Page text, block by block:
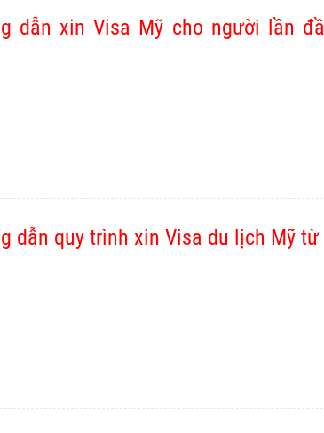
dẫn xin Visa Mỹ cho người lần
dẫn quy trình xin Visa du lịch Mỹ từ